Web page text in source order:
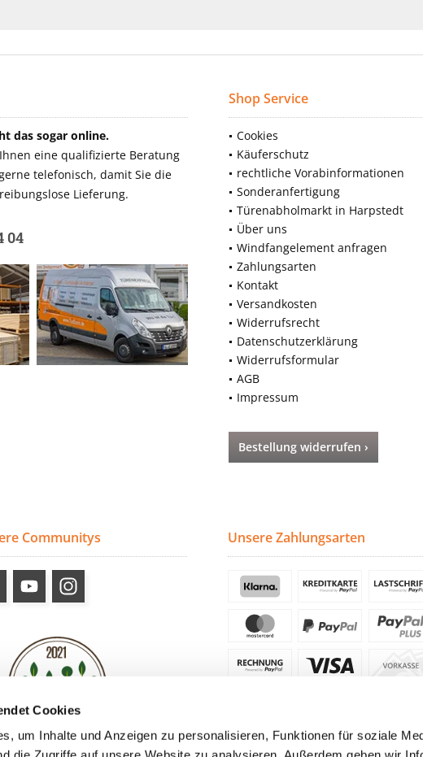
Cookies
um Inhalte und Anzeigen zu personalisieren, Funktionen für soziale
das sogar online.
eine qualifizierte Beratung
telefonisch, damit Sie die
Lieferung.
04
Shop Service
Cookies
Käuferschutz
rechtliche Vorabinformationen
Sonderanfertigung
Türenabholmarkt in Harpstedt
Über uns
Windfangelement anfragen
Zahlungsarten
Kontakt
Versandkosten
Widerrufsrecht
Datenschutzerklärung
Widerrufsformular
AGB
Impressum
Bestellung widerrufen ›
Communitys Unsere Zahlungsarten